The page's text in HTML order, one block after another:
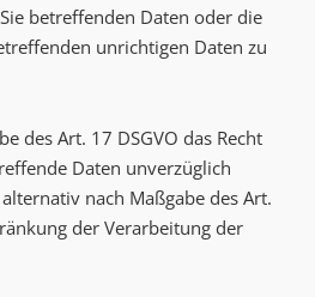
betreffenden Daten oder die
unrichtigen Daten zu
des Art. 17 DSGVO das Recht
Daten unverzüglich
nach Maßgabe des Art.
der Verarbeitung der